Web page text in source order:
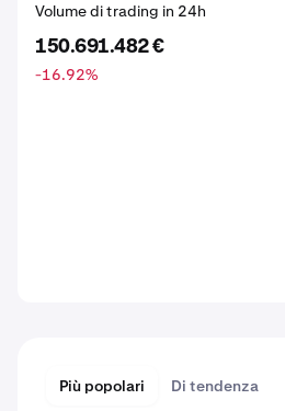
Volume di trading in 24h
150.691.482 €
-16.92%
Più popolari Di tendenza